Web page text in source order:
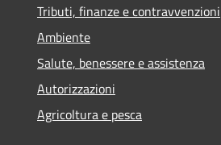
Tributi, finanze e contravvenzioni
Ambiente
Salute, benessere e assistenza
Autorizzazioni
Agricoltura e pesca